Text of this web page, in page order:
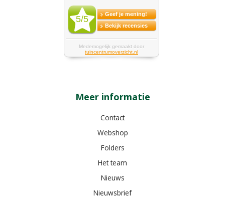
Meer informatie
Contact
Webshop
Folders
Het team
Nieuws
Nieuwsbrief